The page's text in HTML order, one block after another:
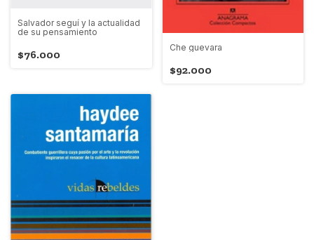
Salvador seguí y la actualidad
de su pensamiento
$76.000 Che guevara
$92.000